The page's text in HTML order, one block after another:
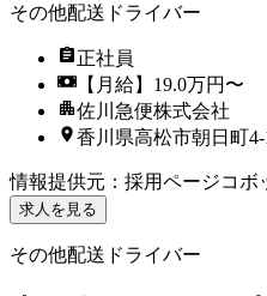
その他配送ドライバー
正社員
【月給】19.0万円〜
佐川急便株式会社
香川県高松市朝日町4-
情報提供元 ： 採用ページコボ
求人を見る
その他配送ドライバー